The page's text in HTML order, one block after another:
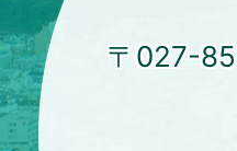
〒027-